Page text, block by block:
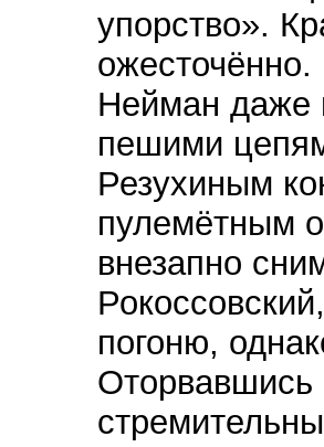
упорство».
Нейман даже
пешими
Резухиным
пулемётным
внезапно
погоню,
Оторвавшись